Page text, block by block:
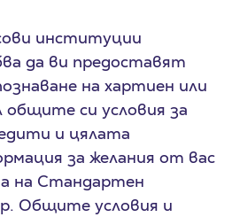
институции
да ви предоставят
на хартиен или
си условия за
и цялата
за желания от вас
на Стандартен
Общите условия и